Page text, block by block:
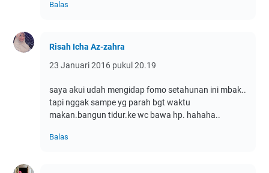
Balas
Risah Icha Az-zahra
23 Januari 2016 pukul 20.19
saya akui udah mengidap fomo setahunan ini mbak..
tapi nggak sampe yg parah bgt waktu
makan.bangun tidur.ke wc bawa hp. hahaha..
Balas